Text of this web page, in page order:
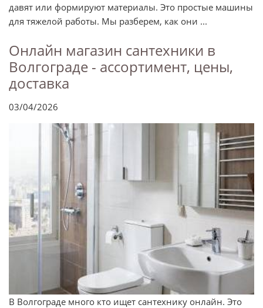
давят или формируют материалы. Это простые машины
для тяжелой работы. Мы разберем, как они ...
Онлайн магазин сантехники в
Волгограде - ассортимент, цены,
доставка
03/04/2026
В Волгограде много кто ищет сантехнику онлайн. Это